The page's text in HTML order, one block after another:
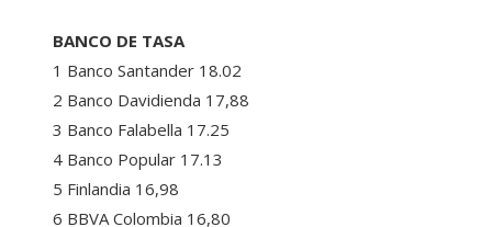
BANCO DE TASA
1 Banco Santander 18.02
2 Banco Davidienda 17,88
3 Banco Falabella 17.25
4 Banco Popular 17.13
5 Finlandia 16,98
6 BBVA Colombia 16,80